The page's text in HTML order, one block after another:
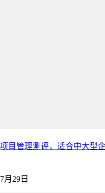
项目管理测评，适合中大型
月29日